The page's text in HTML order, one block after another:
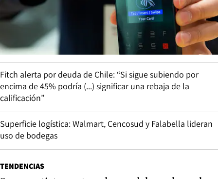
Fitch alerta por deuda de Chile: “Si sigue subiendo por
encima de 45% podría (...) significar una rebaja de la
calificación”
Superficie logística: Walmart, Cencosud y Falabella lideran
uso de bodegas
TENDENCIAS